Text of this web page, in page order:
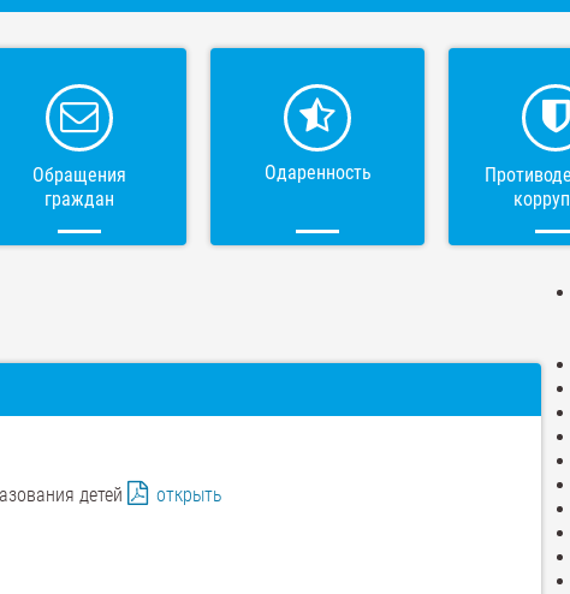
Обращения
граждан
Одаренность
детей открыть